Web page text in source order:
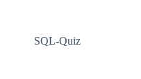
SQL-Quiz